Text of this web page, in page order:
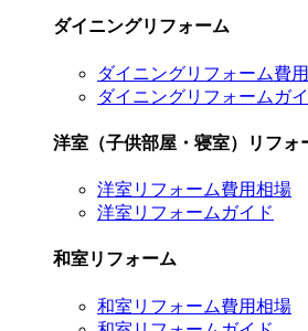
ダイニングリフォーム
ダイニングリフォーム費
ダイニングリフォームガ
洋室（子供部屋・寝室）リフォ
洋室リフォーム費用相場
洋室リフォームガイド
和室リフォーム
和室リフォーム費用相場